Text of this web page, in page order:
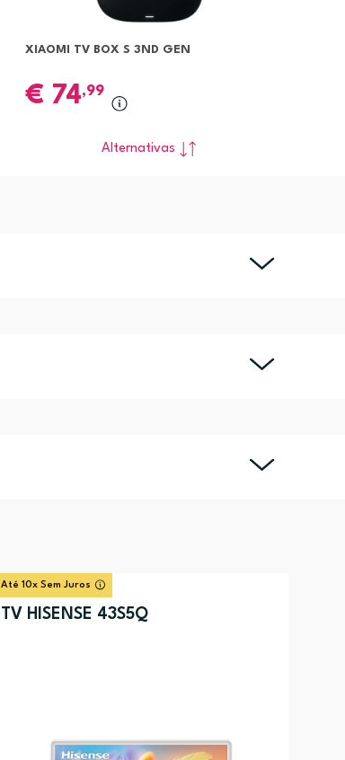
XIAOMI TV BOX S 3ND GEN
€ 74,99
Alternativas
Até 10x Sem Juros
TV HISENSE 43S5Q